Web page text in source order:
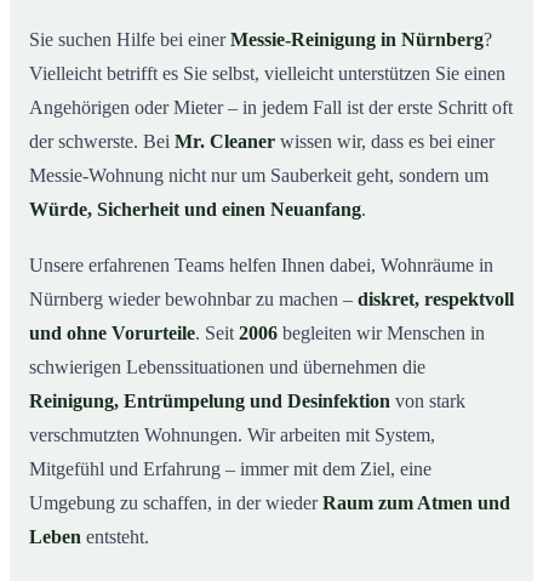
04Ablauf einer Messie-Reinigung
05Ihre Vorteile mit Mr. Cleaner in Nürnberg
06Messie-Hilfe in Nürnberg & Umgebung
Jetzt kostenlose Beratung zur Messie-Reinigung in
Nürnberg
Sie suchen Hilfe bei einerMessie-Reinigung in Nürnberg?
Vielleicht betrifft es Sie selbst, vielleicht unterstützen Sie einen
Angehörigen oder Mieter – in jedem Fall ist der erste Schritt oft
der schwerste. Bei Mr. Cleaner wissen wir, dass es bei einer
Messie-Wohnung nicht nur um Sauberkeit geht, sondern um
Würde, Sicherheit und einen Neuanfang.
Unsere erfahrenen Teams helfen Ihnen dabei, Wohnräume in
Nürnberg wieder bewohnbar zu machen – diskret, respektvoll
und ohne Vorurteile. Seit 2006 begleiten wir Menschen in
schwierigen Lebenssituationen und übernehmen die
Reinigung, Entrümpelung und Desinfektion von stark
verschmutzten Wohnungen. Wir arbeiten mit System,
Mitgefühl und Erfahrung – immer mit dem Ziel, eine
Umgebung zu schaffen, in der wiederRaum zum Atmen und
Leben entsteht.